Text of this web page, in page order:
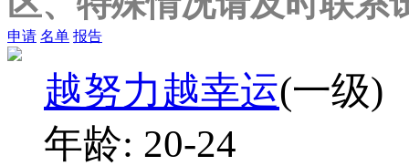
申请 名单 报告
越努力越幸运(一级)
年龄: 20-24